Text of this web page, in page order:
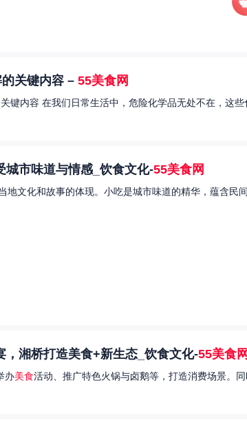
关键内容 – 55美食网
键内容 在我们日常生活中，危险化学品无处不在，这
城市味道与情感_饮食文化-55美食网
地文化和故事的体现。小吃是城市味道的精华，蕴含民
湘桥打造美食+新生态_饮食文化-55美食网
办美食活动、推广特色火锅与卤鹅等，打造消费场景。